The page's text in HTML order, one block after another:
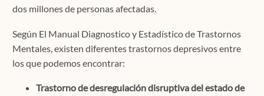
dos millones de personas afectadas.
Según El Manual Diagnostico y Estadístico de Trastornos
Mentales, existen diferentes trastornos depresivos entre
los que podemos encontrar:
Trastorno de desregulación disruptiva del estado de